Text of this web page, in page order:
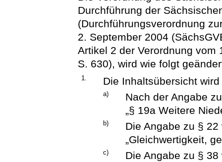
Durchführung der
(Durchführungsverordnung
2. September 2004
Artikel 2 der Verordnung vom
S. 630), wird wie folgt
1. Die Inhaltsübersicht
a)
Nach der Angabe
„§ 19a Weitere
b)
Die Angabe zu §
„Gleichwertigkeit,
c)
Die Angabe zu §